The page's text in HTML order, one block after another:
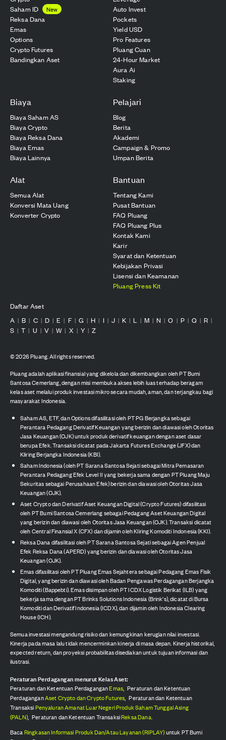
Saham ID
New
Reksa Dana
Emas
Options
Crypto Futures
Bandingkan Aset
Auto Invest
Pockets
Yield USD
Pro Features
Pluang Cuan
24-Hour Market
Aura Ai
Staking
Biaya
Biaya Saham AS
Biaya Crypto
Biaya Reksa Dana
Biaya Emas
Biaya Lainnya
Pelajari
Blog
Berita
Akademi
Campaign & Promo
Umpan Berita
Alat
Semua Alat
Konversi Mata Uang
Konverter Crypto
Bantuan
Tentang Kami
Pusat Bantuan
FAQ Pluang
FAQ Pluang Plus
Kontak Kami
Karir
Syarat dan Ketentuan
Kebijakan Privasi
Lisensi dan Keamanan
Pluang Press Kit
Daftar Aset
A | B | C | D | E | F | G | H | I | J | K | L | M | N | O | P | Q | R |
S | T | U | V | W | X | Y | Z
©2026Pluang. All rights reserved.
Pluang adalah aplikasi finansial yang dikelola dan dikembangkan oleh PT Bumi
Santosa Cemerlang, dengan misi membuka akses lebih luas terhadap beragam
kelas aset melalui produk investasi mikro secara mudah, aman, dan terjangkau bagi
masyarakat Indonesia.
Saham AS, ETF, dan Options difasilitasi oleh PT PG Berjangka sebagai
Perantara Pedagang Derivatif Keuangan yang berizin dan diawasi oleh Otoritas
Jasa Keuangan (OJK) untuk produk derivatif keuangan dengan aset dasar
berupa Efek. Transaksi dicatat pada Jakarta Futures Exchange (JFX) dan
Kliring Berjangka Indonesia (KBI).
Saham Indonesia (oleh PT Sarana Santosa Sejati sebagai Mitra Pemasaran
Perantara Pedagang Efek Level II yang bekerja sama dengan PT Pluang Maju
Sekuritas sebagai Perusahaan Efek) berizin dan diawasi oleh Otoritas Jasa
Keuangan (OJK).
Aset Crypto dan Derivatif Aset Keuangan Digital (Crypto Futures) difasilitasi
oleh PT Bumi Santosa Cemerlang sebagai Pedagang Aset Keuangan Digital
yang berizin dan diawasi oleh Otoritas Jasa Keuangan (OJK). Transaksi dicatat
oleh Central Finansial X (CFX) dan dijamin oleh Kliring Komoditi Indonesia (KKI).
Reksa Dana difasilitasi oleh PT Sarana Santosa Sejati sebagai Agen Penjual
Efek Reksa Dana (APERD) yang berizin dan diawasi oleh Otoritas Jasa
Keuangan (OJK).
Emas difasilitasi oleh PT Pluang Emas Sejahtera sebagai Pedagang Emas Fisik
Digital, yang berizin dan diawasi oleh Badan Pengawas Perdagangan Berjangka
Komoditi (Bappebti). Emas disimpan oleh PT ICDX Logistik Berikat (ILB) yang
bekerja sama dengan PT Brinks Solutions Indonesia (Brink's), dicatat di Bursa
Komoditi dan Derivatif Indonesia (ICDX), dan dijamin oleh Indonesia Clearing
House (ICH).
Semua investasi mengandung risiko dan kemungkinan kerugian nilai investasi.
Kinerja pada masa lalu tidak mencerminkan kinerja di masa depan. Kinerja historikal,
expected return, dan proyeksi probabilitas disediakan untuk tujuan informasi dan
ilustrasi.
Peraturan Perdagangan menurut Kelas Aset:
Peraturan dan Ketentuan PerdaganganEmas, Peraturan dan Ketentuan
PerdaganganAset Crypto dan Crypto Futures, Peraturan dan Ketentuan
TransaksiPenyaluran Amanat Luar Negeri Produk Saham Tunggal Asing
(PALN), Peraturan dan Ketentuan TransaksiReksa Dana.
BacaRingkasan Informasi Produk Dan/Atau Layanan (RIPLAY)untuk PT Bumi